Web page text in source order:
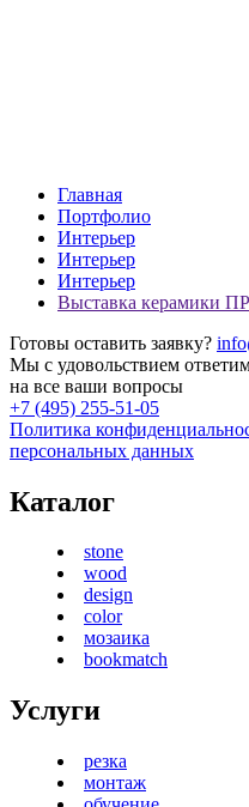
Главная
Портфолио
Интерьер
Интерьер
Интерьер
Выставка
Готовы оставить заявку?
Мы с удовольствием
на все ваши вопросы
+7 (495) 255-51-05
Политика
персональных данных
Каталог
stone
wood
design
color
мозаика
bookmatch
Услуги
резка
монтаж